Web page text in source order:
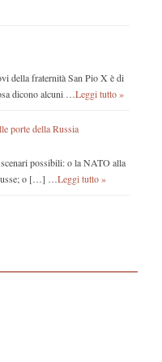
della fraternità San Pio X è di
dicono alcuni … Leggi tutto »
porte della Russia
possibili: o la NATO alla
o […] … Leggi tutto »